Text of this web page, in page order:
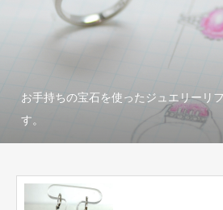
お手持ちの宝石を使ったジュエリーリ
す。